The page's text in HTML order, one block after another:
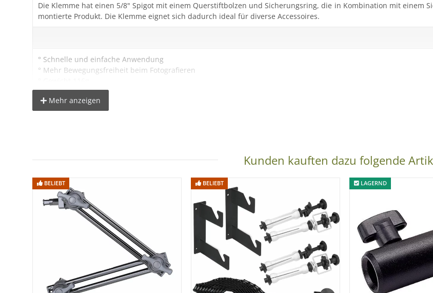
Die Klemme hat einen 5/8" Spigot mit einem Querstiftbolzen und Sicherungsring, die in Kombination mit einem
montierte Produkt. Die Klemme eignet sich dadurch ideal für diverse Accessoires.
° Schnelle und einfache Anwendung
° Mehr Bewegungsfreiheit beim Fotografieren
° 5/8" Spigot 120mm lang
° Querstiftbolzen
° Sicherungsring
1x Scheren Klemme mit 5/8 Zoll Spigot für abgehängte Decken
Mehr anzeigen
Kunden kauften dazu folgende
BELIEBT BELIEBT LAGERND